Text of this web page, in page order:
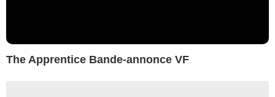
The Apprentice Bande-annonce VF